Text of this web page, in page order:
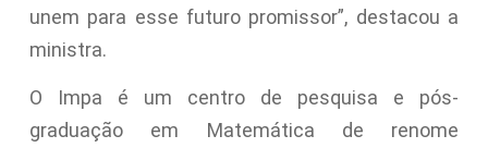
unem para esse futuro promissor”, destacou a
ministra.
O Impa é um centro de pesquisa e pós-
graduação em Matemática de renome